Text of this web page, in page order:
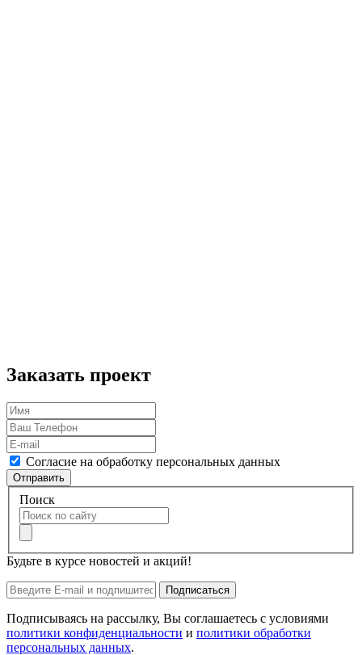
Заказать проект
Согласие на обработку персональных данных
Отправить
Поиск
Будьте в курсе новостей и акций!
Подписаться
Подписываясь на рассылку, Вы соглашаетесь с условиями
политики конфиденциальности и политики обработки
персональных данных.